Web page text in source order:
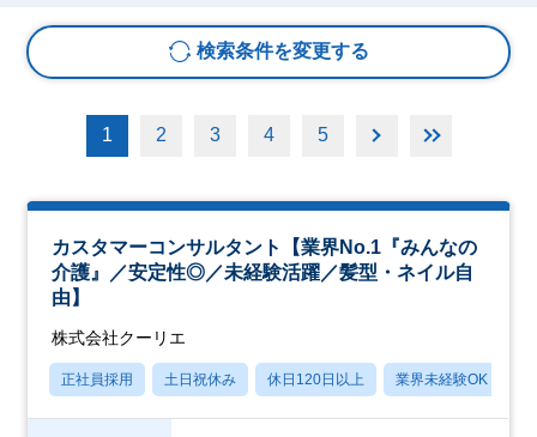
検索条件を変更する
1 2 3 4 5
カスタマーコンサルタント【業界No.1『みんなの
介護』／安定性◎／未経験活躍／髪型・ネイル自
由】
株式会社クーリエ
正社員採用 土日祝休み 休日120日以上 業界未経験OK